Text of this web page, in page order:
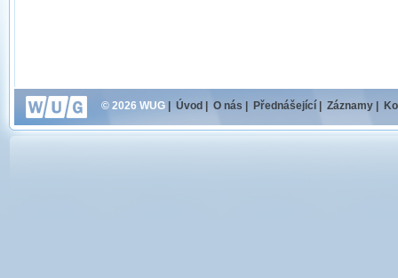
© 2026 WUG Úvod O nás Přednášející Záznamy